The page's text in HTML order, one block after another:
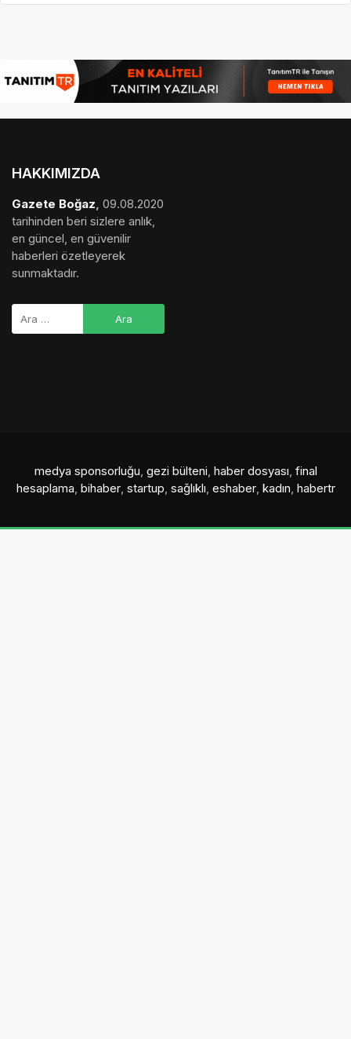
HAKKIMIZDA
Gazete Boğaz, 09.08.2020
tarihinden beri sizlere anlık,
en güncel, en güvenilir
haberleri özetleyerek
sunmaktadır.
medya sponsorluğu, gezi bülteni, haber dosyası, final
hesaplama, bihaber, startup, sağlıklı, eshaber, kadın, habertr